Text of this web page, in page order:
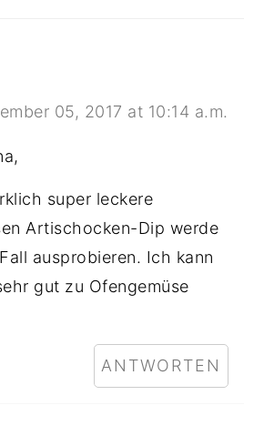
05, 2017 at 10:14 a.m.
super leckere
Artischocken-Dip werde
ausprobieren. Ich kann
gut zu Ofengemüse
ANTWORTEN